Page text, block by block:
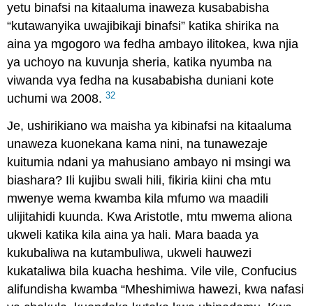
yetu binafsi na kitaaluma inaweza kusababisha
“kutawanyika uwajibikaji binafsi” katika shirika na
aina ya mgogoro wa fedha ambayo ilitokea, kwa njia
ya uchoyo na kuvunja sheria, katika nyumba na
viwanda vya fedha na kusababisha duniani kote
uchumi wa 2008.32
Je, ushirikiano wa maisha ya kibinafsi na kitaaluma
unaweza kuonekana kama nini, na tunawezaje
kuitumia ndani ya mahusiano ambayo ni msingi wa
biashara? Ili kujibu swali hili, fikiria kiini cha mtu
mwenye wema kwamba kila mfumo wa maadili
ulijitahidi kuunda. Kwa Aristotle, mtu mwema aliona
ukweli katika kila aina ya hali. Mara baada ya
kukubaliwa na kutambuliwa, ukweli hauwezi
kukataliwa bila kuacha heshima. Vile vile, Confucius
alifundisha kwamba “Mheshimiwa hawezi, kwa nafasi